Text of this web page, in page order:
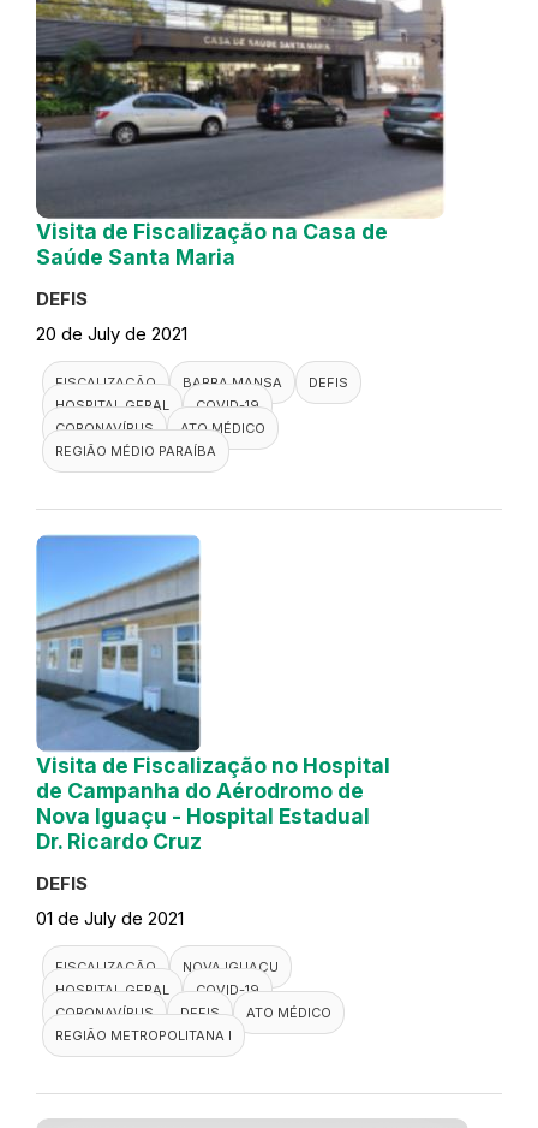
Visita de Fiscalização na Casa de
Saúde Santa Maria
DEFIS
20 de July de 2021
FISCALIZAÇÃO BARRA MANSA
DEFIS
HOSPITAL GERAL
COVID-19
CORONAVÍRUS
ATO MÉDICO
REGIÃO MÉDIO PARAÍBA
Visita de Fiscalização no Hospital
de Campanha do Aérodromo de
Nova Iguaçu - Hospital Estadual
Dr. Ricardo Cruz
DEFIS
01 de July de 2021
FISCALIZAÇÃO
NOVA IGUAÇU
HOSPITAL GERAL
COVID-19
CORONAVÍRUS
DEFIS
ATO MÉDICO
REGIÃO METROPOLITANA I